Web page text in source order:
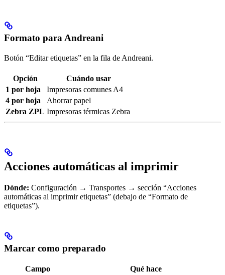
Formato para Andreani
Botón “Editar etiquetas” en la fila de Andreani.
Opción
Cuándo usar
1 por hoja
Impresoras comunes A4
4 por hoja
Ahorrar papel
Zebra ZPL Impresoras térmicas Zebra
Acciones automáticas al imprimir
Dónde: Configuración → Transportes → sección “Acciones
automáticas al imprimir etiquetas” (debajo de “Formato de
etiquetas”).
Marcar como preparado
Campo
Qué hace